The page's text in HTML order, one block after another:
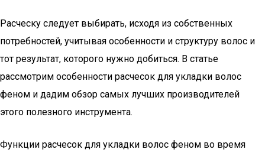
Расческу следует выбирать, исходя из собственных
потребностей, учитывая особенности и структуру волос и
тот результат, которого нужно добиться. В статье
рассмотрим особенности расчесок для укладки волос
феном и дадим обзор самых лучших производителей
этого полезного инструмента.
Функции расчесок для укладки волос феном во время